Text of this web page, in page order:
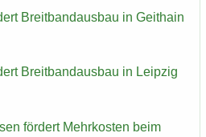
Breit­band­aus­bau in Geit­hain
Breit­band­aus­bau in Leip­zig
för­dert Mehr­kos­ten beim